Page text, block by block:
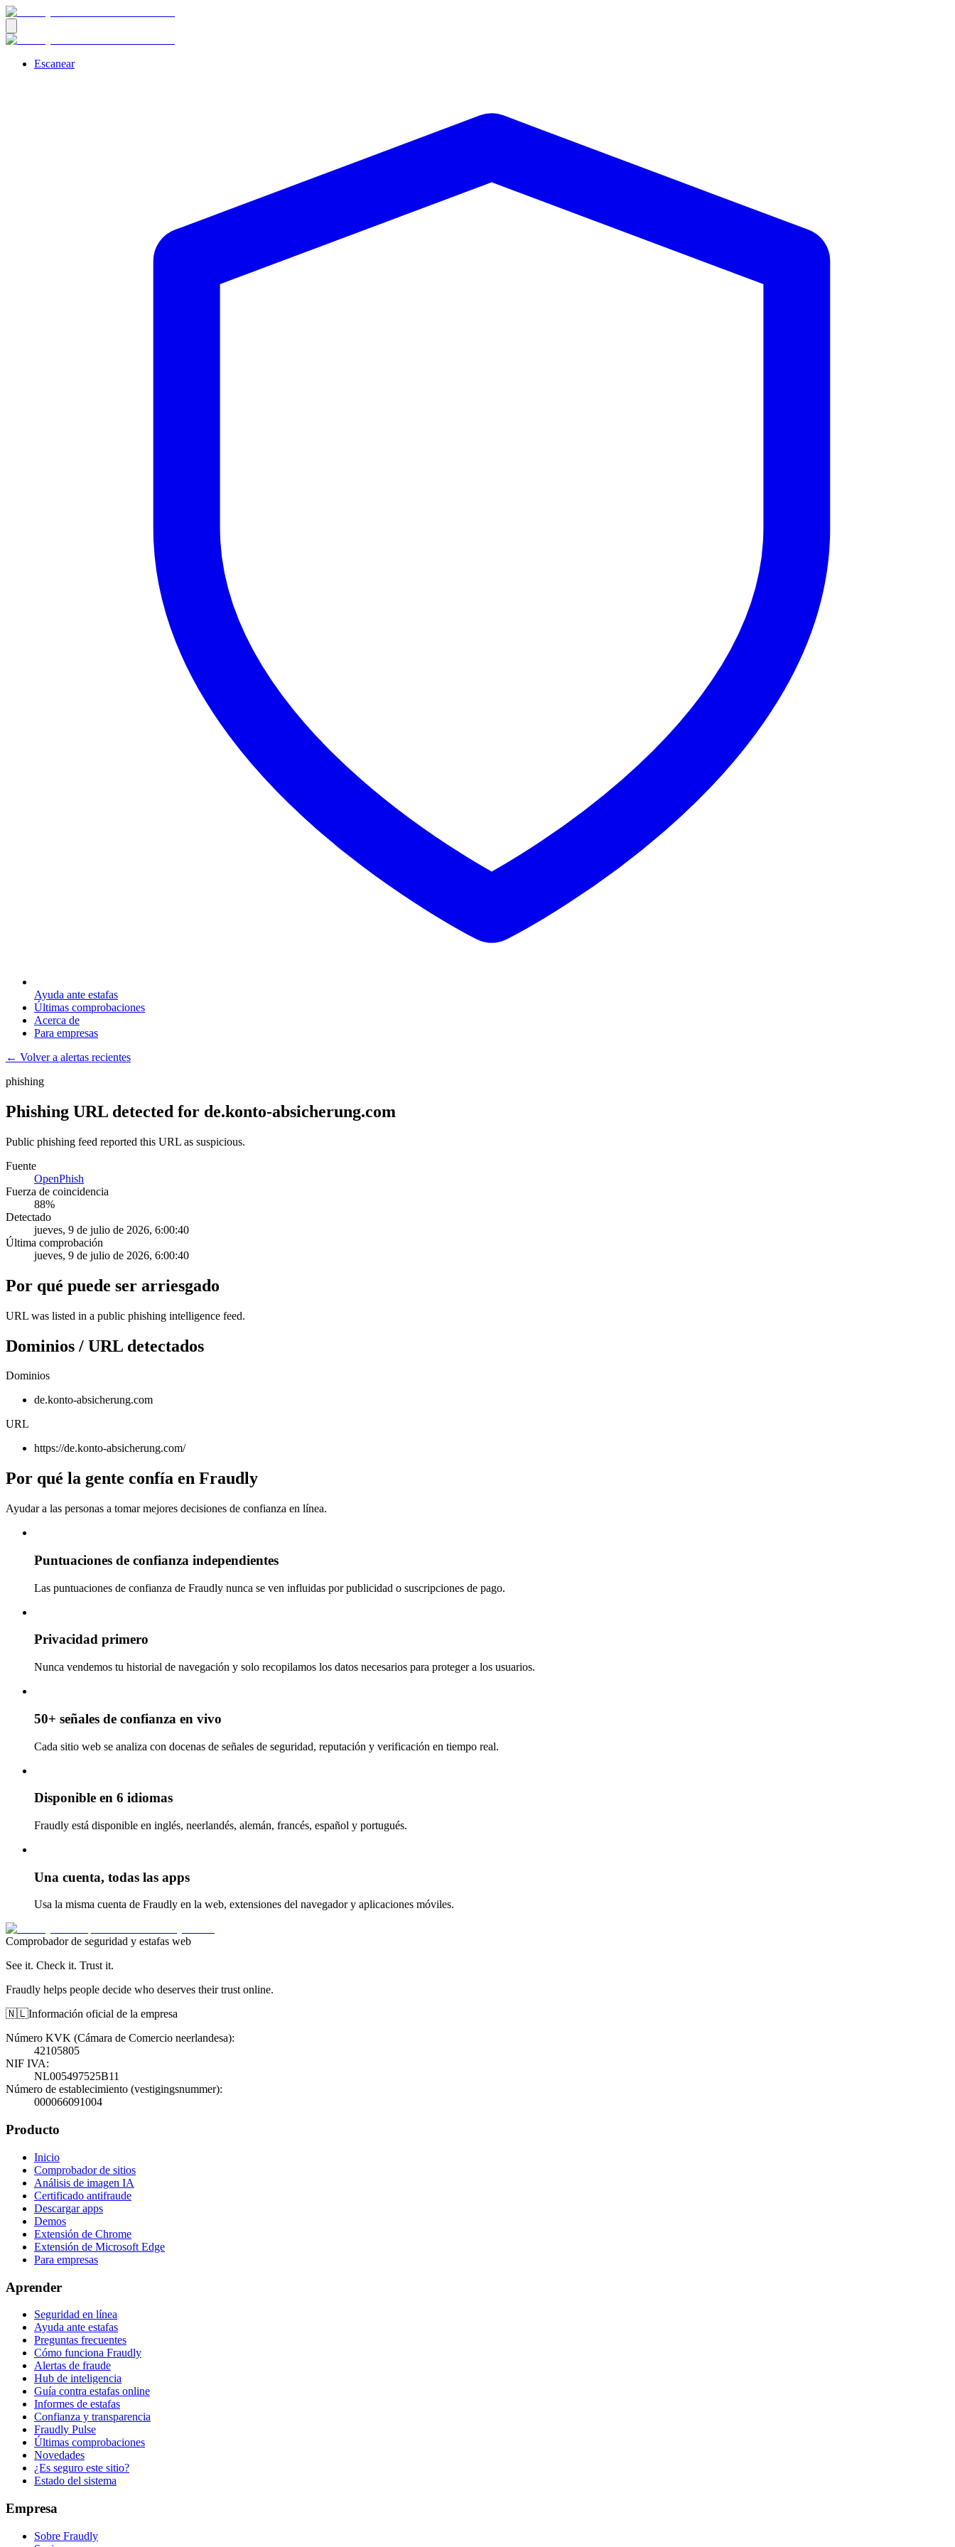
Escanear
Ayuda ante estafas
Últimas comprobaciones
Acerca de
Para empresas
← Volver a alertas recientes
phishing
Phishing URL detected for de.konto-absicherung.com
Public phishing feed reported this URL as suspicious.
Fuente
OpenPhish
Fuerza de coincidencia
88%
Detectado
jueves, 9 de julio de 2026, 6:00:40
Última comprobación
jueves, 9 de julio de 2026, 6:00:40
Por qué puede ser arriesgado
URL was listed in a public phishing intelligence feed.
Dominios / URL detectados
Dominios
de.konto-absicherung.com
URL
https://de.konto-absicherung.com/
Por qué la gente confía en Fraudly
Ayudar a las personas a tomar mejores decisiones de confianza en línea.
Puntuaciones de confianza independientes
Las puntuaciones de confianza de Fraudly nunca se ven influidas por publicidad o suscripciones de pago.
Privacidad primero
Nunca vendemos tu historial de navegación y solo recopilamos los datos necesarios para proteger a los usuarios.
50+ señales de confianza en vivo
Cada sitio web se analiza con docenas de señales de seguridad, reputación y verificación en tiempo real.
Disponible en 6 idiomas
Fraudly está disponible en inglés, neerlandés, alemán, francés, español y portugués.
Una cuenta, todas las apps
Usa la misma cuenta de Fraudly en la web, extensiones del navegador y aplicaciones móviles.
Comprobador de seguridad y estafas web
See it. Check it. Trust it.
Fraudly helps people decide who deserves their trust online.
🇳🇱Información oficial de la empresa
Número KVK (Cámara de Comercio neerlandesa):
42105805
NIF IVA:
NL005497525B11
Número de establecimiento (vestigingsnummer):
000066091004
Producto
Inicio
Comprobador de sitios
Análisis de imagen IA
Certificado antifraude
Descargar apps
Demos
Extensión de Chrome
Extensión de Microsoft Edge
Para empresas
Aprender
Seguridad en línea
Ayuda ante estafas
Preguntas frecuentes
Cómo funciona Fraudly
Alertas de fraude
Hub de inteligencia
Guía contra estafas online
Informes de estafas
Confianza y transparencia
Fraudly Pulse
Últimas comprobaciones
Novedades
¿Es seguro este sitio?
Estado del sistema
Empresa
Sobre Fraudly